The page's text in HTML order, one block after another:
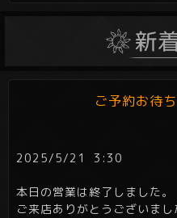
ご予約お待
2025/5/21 3:30
本日の営業は終了しました。
ご来店ありがとうございまし